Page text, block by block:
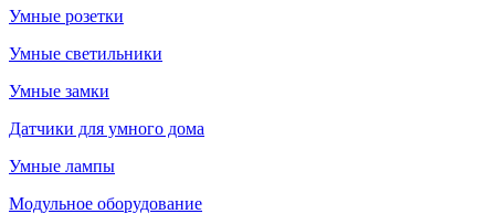
Умные розетки
Умные светильники
Умные замки
Датчики для умного дома
Умные лампы
Модульное оборудование